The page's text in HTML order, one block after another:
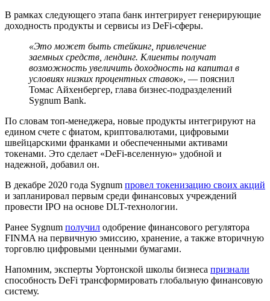
В рамках следующего этапа банк интегрирует генерирующие
доходность продукты и сервисы из DeFi-сферы.
«Это может быть стейкинг, привлечение
заемных средств, лендинг. Клиенты получат
возможность увеличить доходность на капитал в
условиях низких процентных ставок», — пояснил
Томас Айхенбергер, глава бизнес-подразделений
Sygnum Bank.
По словам топ-менеджера, новые продукты интегрируют на
едином счете с фиатом, криптовалютами, цифровыми
швейцарскими франками и обеспеченными активами
токенами. Это сделает «DeFi-вселенную» удобной и
надежной, добавил он.
В декабре 2020 года Sygnum провел токенизацию своих акций
и запланировал первым среди финансовых учреждений
провести IPO на основе DLT-технологии.
Ранее Sygnum получил одобрение финансового регулятора
FINMA на первичную эмиссию, хранение, а также вторичную
торговлю цифровыми ценными бумагами.
Напомним, эксперты Уортонской школы бизнеса признали
способность DeFi трансформировать глобальную финансовую
систему.